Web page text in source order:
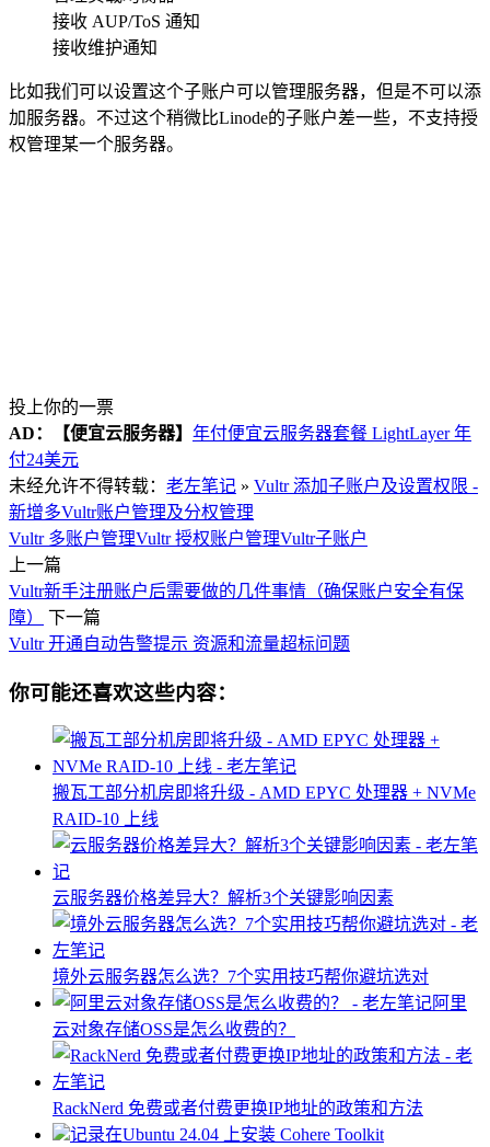
接收 AUP/ToS 通知
接收维护通知
比如我们可以设置这个子账户可以管理服务器，但是不可以添
加服务器。不过这个稍微比Linode的子账户差一些，不支持授
权管理某一个服务器。
投上你的一票
AD：
【便宜云服务器】 年付便宜云服务器套餐 LightLayer 年
付24美元
未经允许不得转载： 老左笔记 » Vultr 添加子账户及设置权限 -
新增多Vultr账户管理及分权管理
Vultr 多账户管理Vultr 授权账户管理Vultr子账户
上一篇
Vultr新手注册账户后需要做的几件事情（确保账户安全有保
障）
下一篇
Vultr 开通自动告警提示 资源和流量超标问题
你可能还喜欢这些内容：
搬瓦工部分机房即将升级 - AMD EPYC 处理器 + NVMe
RAID-10 上线
云服务器价格差异大？解析3个关键影响因素
境外云服务器怎么选？7个实用技巧帮你避坑选对
阿里
云对象存储OSS是怎么收费的？
RackNerd 免费或者付费更换IP地址的政策和方法
记录在Ubuntu 24.04 上安装 Cohere Toolkit